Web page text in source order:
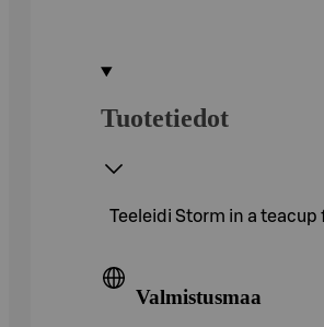
Tuotetiedot
Teeleidi Storm in a
Valmistusmaa